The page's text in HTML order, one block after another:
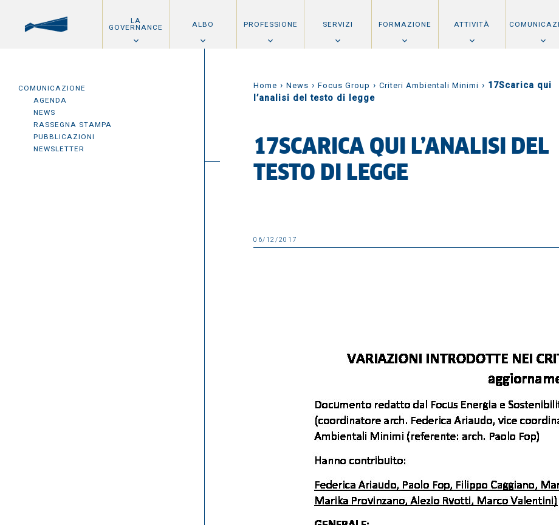
LA
GOVERNANCE ALBO PROFESSIONE SERVIZI FORMAZIONE ATTIVITÀ
COMUNICAZIONE
AGENDA
NEWS
RASSEGNA STAMPA
PUBBLICAZIONI
NEWSLETTER
Home › News › Focus Group › Criteri Ambientali Minimi › 17Scarica qui
l’analisi del testo di legge
17SCARICA QUI L’ANALISI DEL
TESTO DI LEGGE
06/12/2017